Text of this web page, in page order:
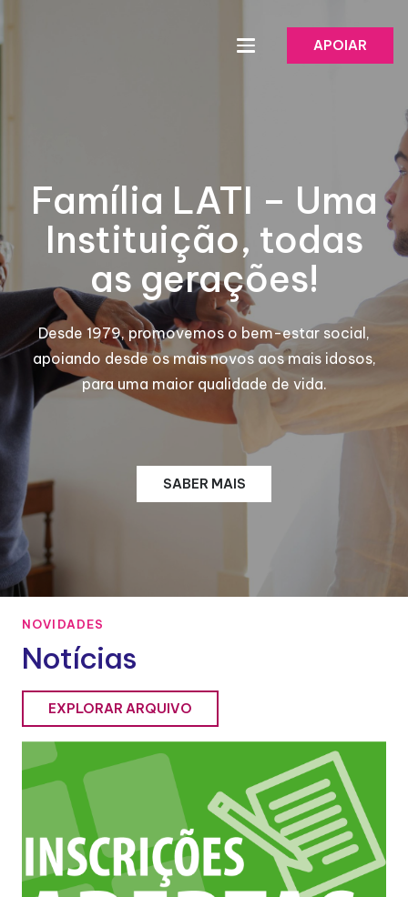
APOIAR
Família LATI – Uma
Instituição, todas
as gerações!
Desde 1979, promovemos o bem-estar social,
apoiando desde os mais novos aos mais idosos,
para uma maior qualidade de vida.
SABER MAIS
NOVIDADES
Notícias
EXPLORAR ARQUIVO